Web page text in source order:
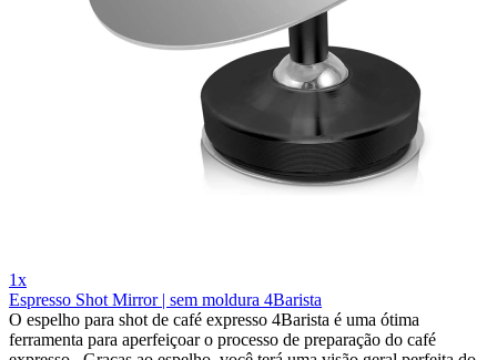
1x
Espresso Shot Mirror | sem moldura 4Barista
O espelho para shot de café expresso 4Barista é uma ótima
ferramenta para aperfeiçoar o processo de preparação do café